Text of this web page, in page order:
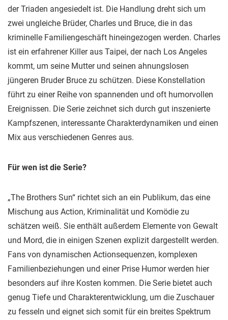
der Triaden angesiedelt ist. Die Handlung dreht sich um
zwei ungleiche Brüder, Charles und Bruce, die in das
kriminelle Familiengeschäft hineingezogen werden. Charles
ist ein erfahrener Killer aus Taipei, der nach Los Angeles
kommt, um seine Mutter und seinen ahnungslosen
jüngeren Bruder Bruce zu schützen. Diese Konstellation
führt zu einer Reihe von spannenden und oft humorvollen
Ereignissen. Die Serie zeichnet sich durch gut inszenierte
Kampfszenen, interessante Charakterdynamiken und einen
Mix aus verschiedenen Genres aus​​​​.
Für wen ist die Serie?
„The Brothers Sun“ richtet sich an ein Publikum, das eine
Mischung aus Action, Kriminalität und Komödie zu
schätzen weiß. Sie enthält außerdem Elemente von Gewalt
und Mord, die in einigen Szenen explizit dargestellt werden.
Fans von dynamischen Actionsequenzen, komplexen
Familienbeziehungen und einer Prise Humor werden hier
besonders auf ihre Kosten kommen. Die Serie bietet auch
genug Tiefe und Charakterentwicklung, um die Zuschauer
zu fesseln und eignet sich somit für ein breites Spektrum